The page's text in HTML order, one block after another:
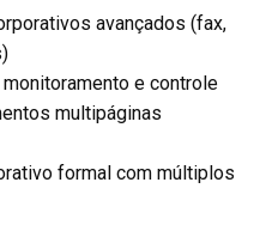
avançados (fax,
e controle
multipáginas
formal com múltiplos